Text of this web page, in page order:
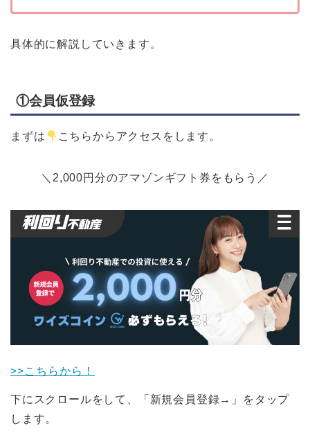
具体的に解説していきます。
①会員仮登録
まずは こちらからアクセスをします。
＼2,000円分のアマゾンギフト券をもらう／
>>こちらから！
下にスクロールをして、「新規会員登録→」をタップ
します。